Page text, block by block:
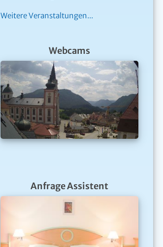
Weitere Veranstaltungen...
Webcams
Anfrage Assistent